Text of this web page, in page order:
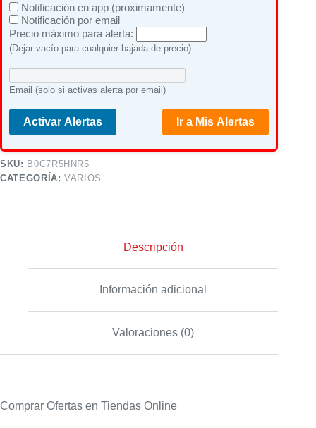
Notificación en app (proximamente)
Notificación por email
Precio máximo para alerta:
(Dejar vacío para cualquier bajada de precio)
Email (solo si activas alerta por email)
Activar Alertas Ir a Mis Alertas
SKU: B0C7R5HNR5
CATEGORÍA:VARIOS
Descripción
Información adicional
Valoraciones (0)
Comprar Ofertas en Tiendas Online